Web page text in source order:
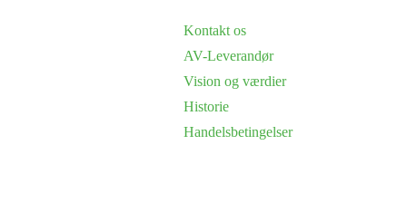
Kontakt os
AV-Leverandør
Vision og værdier
Historie
Handelsbetingelser